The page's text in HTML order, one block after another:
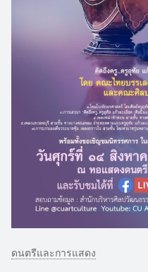
ดนตรีและการแสดง